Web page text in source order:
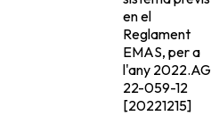
en el
Reglament
EMAS, per a
l'any 2022.AG-
22-059-12
[20221215]